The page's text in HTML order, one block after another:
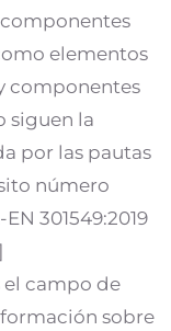
elementos
componentes
siguen la
por las pautas
número
301549:2019
el campo de
sobre